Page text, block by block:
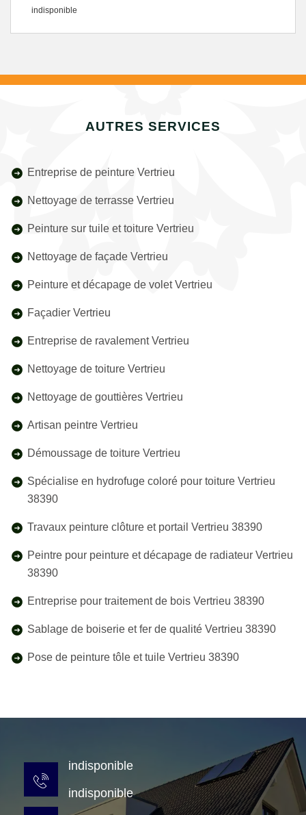
indisponible
AUTRES SERVICES
Entreprise de peinture Vertrieu
Nettoyage de terrasse Vertrieu
Peinture sur tuile et toiture Vertrieu
Nettoyage de façade Vertrieu
Peinture et décapage de volet Vertrieu
Façadier Vertrieu
Entreprise de ravalement Vertrieu
Nettoyage de toiture Vertrieu
Nettoyage de gouttières Vertrieu
Artisan peintre Vertrieu
Démoussage de toiture Vertrieu
Spécialise en hydrofuge coloré pour toiture Vertrieu
38390
Travaux peinture clôture et portail Vertrieu 38390
Peintre pour peinture et décapage de radiateur Vertrieu
38390
Entreprise pour traitement de bois Vertrieu 38390
Sablage de boiserie et fer de qualité Vertrieu 38390
Pose de peinture tôle et tuile Vertrieu 38390
indisponible
indisponible